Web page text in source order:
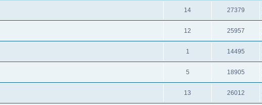
14 27379
12 25957
1 14495
5 18905
13 26012